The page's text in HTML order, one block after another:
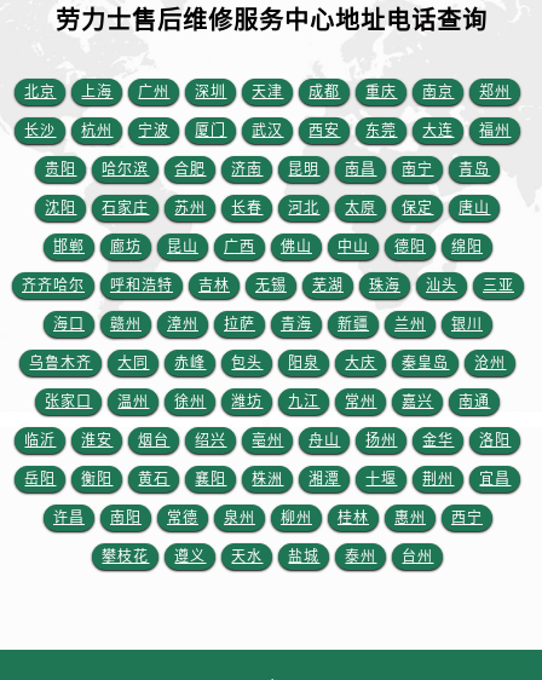
安徽省黄山市屯溪区黄山西路售后服务中心（需提前预约）
安徽省马鞍山市雨山区湖南西路售后服务中心（需提前预约）
安徽省宿州市埇桥区人民中路售后服务中心（需提前预约）
安徽省铜陵市铜官区石城大道售后服务中心（需提前预约）
安徽省芜湖市镜湖区中山路步行街售后服务中心（需提前预约）
安徽省宣城市宣州区叠嶂西路售后服务中心（需提前预约）
福建省龙岩市新罗区九一南路售后服务中心（需提前预约）
福建省南平市建阳区人民西路售后服务中心（需提前预约）
福建省宁德市蕉城区天湖东路售后服务中心（需提前预约）
福建省莆田市城厢区霞林街道荔华东大道售后服务中心（需提前预约）
福建省三明市三元区东乾二路售后服务中心（需提前预约）
福建省漳州市龙文区步港路售后服务中心（需提前预约）
江苏省常州市新北区龙锦路1590号现代传媒中心5号楼10层1008室售后服务中心（需提前预约）
江苏省淮安市清江浦区淮海北路售后服务中心（需提前预约）
江苏省连云港市海州区通灌北路售后服务中心（需提前预约）
江苏省徐州市鼓楼区淮海东路29号苏宁广场IFC国际金融中心35层3508室售后服务中心（需提前预约）
劳力士售后维修服务中心地址电话查询
北京 上海 广州 深圳 天津 成都 重庆 南京 郑州
长沙 杭州 宁波 厦门 武汉 西安 东莞 大连 福州
贵阳 哈尔滨 合肥 济南 昆明 南昌 南宁 青岛
沈阳 石家庄 苏州 长春 河北 太原 保定 唐山
邯郸 廊坊 昆山 广西 佛山 中山 德阳 绵阳
齐齐哈尔 呼和浩特 吉林 无锡 芜湖 珠海 汕头 三亚
海口 赣州 漳州 拉萨 青海 新疆 兰州 银川
乌鲁木齐 大同 赤峰 包头 阳泉 大庆 秦皇岛 沧州
张家口 温州 徐州 潍坊 九江 常州 嘉兴 南通
临沂 淮安 烟台 绍兴 亳州 舟山 扬州 金华 洛阳
岳阳 衡阳 黄石 襄阳 株洲 湘潭 十堰 荆州 宜昌
许昌 南阳 常德 泉州 柳州 桂林 惠州 西宁
攀枝花 遵义 天水 盐城 泰州 台州